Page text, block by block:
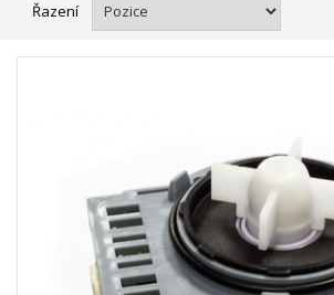
Řazení